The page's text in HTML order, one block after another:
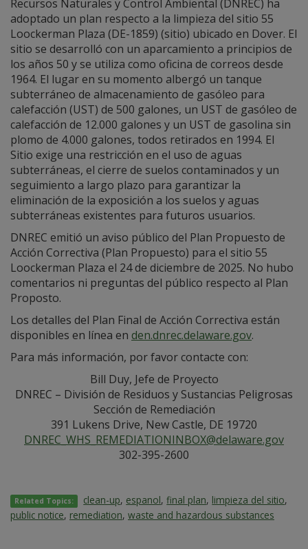
Recursos Naturales y Control Ambiental (DNREC) ha
adoptado un plan respecto a la limpieza del sitio 55
Loockerman Plaza (DE-1859) (sitio) ubicado en Dover. El
sitio se desarrolló con un aparcamiento a principios de
los años 50 y se utiliza como oficina de correos desde
1964. El lugar en su momento albergó un tanque
subterráneo de almacenamiento de gasóleo para
calefacción (UST) de 500 galones, un UST de gasóleo de
calefacción de 12.000 galones y un UST de gasolina sin
plomo de 4.000 galones, todos retirados en 1994. El
Sitio exige una restricción en el uso de aguas
subterráneas, el cierre de suelos contaminados y un
seguimiento a largo plazo para garantizar la
eliminación de la exposición a los suelos y aguas
subterráneas existentes para futuros usuarios.
DNREC emitió un aviso público del Plan Propuesto de
Acción Correctiva (Plan Propuesto) para el sitio 55
Loockerman Plaza el 24 de diciembre de 2025. No hubo
comentarios ni preguntas del público respecto al Plan
Proposto.
Los detalles del Plan Final de Acción Correctiva están
disponibles en línea en den.dnrec.delaware.gov.
Para más información, por favor contacte con:
Bill Duy, Jefe de Proyecto
DNREC – División de Residuos y Sustancias Peligrosas
Sección de Remediación
391 Lukens Drive, New Castle, DE 19720
DNREC_WHS_REMEDIATIONINBOX@delaware.gov
302-395-2600
Related Topics: clean-up, espanol,final plan, limpieza del sitio,
public notice, remediation, waste and hazardous substances